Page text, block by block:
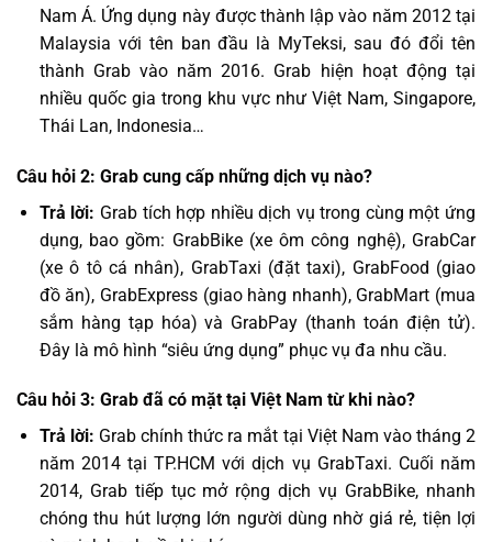
Nam Á. Ứng dụng này được thành lập vào năm 2012 tại
Malaysia với tên ban đầu là MyTeksi, sau đó đổi tên
thành Grab vào năm 2016. Grab hiện hoạt động tại
nhiều quốc gia trong khu vực như Việt Nam, Singapore,
Thái Lan, Indonesia…
Câu hỏi 2: Grab cung cấp những dịch vụ nào?
Trả lời: Grab tích hợp nhiều dịch vụ trong cùng một ứng
dụng, bao gồm: GrabBike (xe ôm công nghệ), GrabCar
(xe ô tô cá nhân), GrabTaxi (đặt taxi), GrabFood (giao
đồ ăn), GrabExpress (giao hàng nhanh), GrabMart (mua
sắm hàng tạp hóa) và GrabPay (thanh toán điện tử).
Đây là mô hình “siêu ứng dụng” phục vụ đa nhu cầu.
Câu hỏi 3: Grab đã có mặt tại Việt Nam từ khi nào?
Trả lời: Grab chính thức ra mắt tại Việt Nam vào tháng 2
năm 2014 tại TP.HCM với dịch vụ GrabTaxi. Cuối năm
2014, Grab tiếp tục mở rộng dịch vụ GrabBike, nhanh
chóng thu hút lượng lớn người dùng nhờ giá rẻ, tiện lợi